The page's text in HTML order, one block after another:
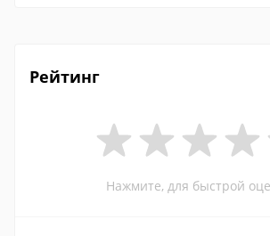
Рейтинг
Нажмите, для быстрой